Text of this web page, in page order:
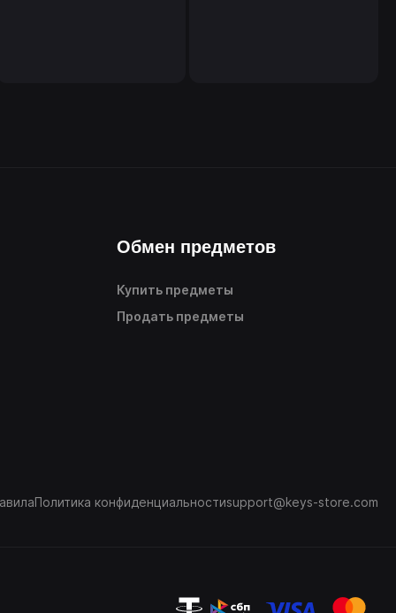
Обмен предметов
Купить предметы
Продать предметы
Политика конфиденциальностиsupport@keys-store.com